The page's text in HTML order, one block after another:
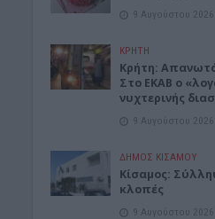
9 Αυγούστου
ΚΡΗΤΗ
Κρήτη:
Στο ΕΚΑΒ ο
νυχτερινής
9 Αυγούστου
ΔΉΜΟΣ ΚΙΣΆΜΟΥ
Κίσαμος:
κλοπές
9 Αυγούστου 2026